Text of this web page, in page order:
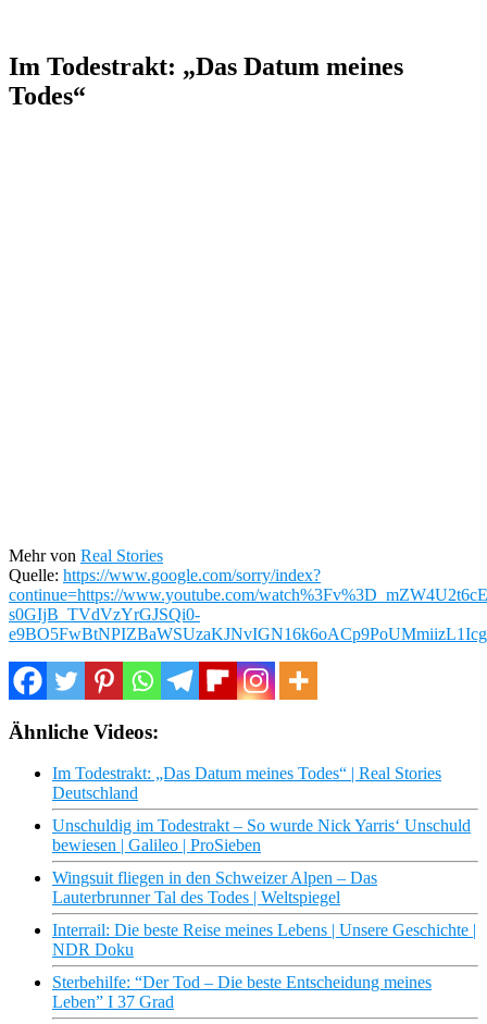
Im Todestrakt: „Das Datum meines
Todes“
Mehr von Real Stories
Quelle: https://www.google.com/sorry/index?
continue=https://www.youtube.com/
s0GIjB_TVdVzYrGJSQi0-
Ähnliche Videos:
Im Todestrakt: „Das Datum meines Todes“ | Real Stories
Deutschland
Unschuldig im Todestrakt – So wurde Nick Yarris‘ Unschuld
bewiesen | Galileo | ProSieben
Wingsuit fliegen in den Schweizer Alpen – Das
Lauterbrunner Tal des Todes | Weltspiegel
Interrail: Die beste Reise meines Lebens | Unsere Geschichte |
NDR Doku
Sterbehilfe: “Der Tod – Die beste Entscheidung meines
Leben” I 37 Grad